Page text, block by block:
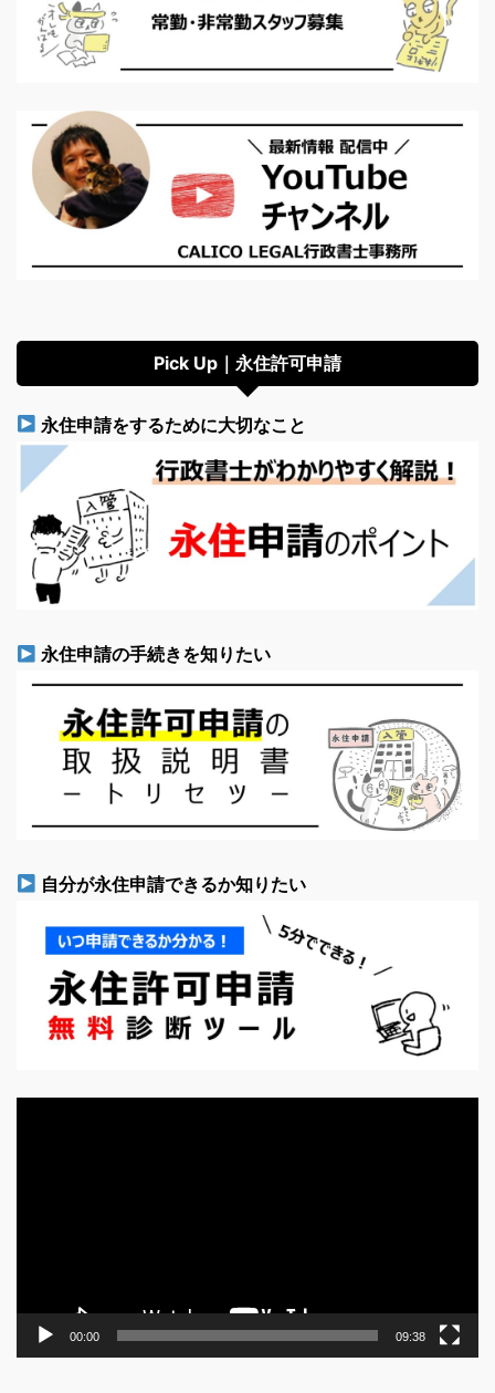
Pick Up｜永住許可申請
永住申請をするために大切なこと
永住申請の手続きを知りたい
自分が永住申請できるか知りたい
00:00 09:38